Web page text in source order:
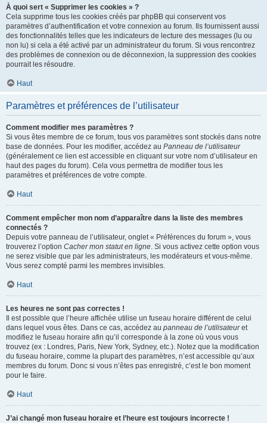
À quoi sert « Supprimer les cookies » ?
Cela supprime tous les cookies créés par phpBB qui conservent vos
paramètres d’authentification et votre connexion au forum. Ils fournissent aussi
des fonctionnalités telles que les indicateurs de lecture des messages (lu ou
non lu) si cela a été activé par un administrateur du forum. Si vous rencontrez
des problèmes de connexion ou de déconnexion, la suppression des cookies
pourrait les résoudre.
Haut
Paramètres et préférences de l’utilisateur
Comment modifier mes paramètres ?
Si vous êtes membre de ce forum, tous vos paramètres sont stockés dans notre
base de données. Pour les modifier, accédez au Panneau de l’utilisateur
(généralement ce lien est accessible en cliquant sur votre nom d’utilisateur en
haut des pages du forum). Cela vous permettra de modifier tous les
paramètres et préférences de votre compte.
Haut
Comment empêcher mon nom d’apparaître dans la liste des membres
connectés ?
Depuis votre panneau de l’utilisateur, onglet « Préférences du forum », vous
trouverez l’option Cacher mon statut en ligne. Si vous activez cette option vous
ne serez visible que par les administrateurs, les modérateurs et vous-même.
Vous serez compté parmi les membres invisibles.
Haut
Les heures ne sont pas correctes !
Il est possible que l’heure affichée utilise un fuseau horaire différent de celui
dans lequel vous êtes. Dans ce cas, accédez au panneau de l’utilisateuret
modifiez le fuseau horaire afin qu’il corresponde à la zone où vous vous
trouvez (ex : Londres, Paris, New York, Sydney, etc.). Notez que la modification
du fuseau horaire, comme la plupart des paramètres, n’est accessible qu’aux
membres du forum. Donc si vous n’êtes pas enregistré, c’est le bon moment
pour le faire.
Haut
J’ai changé mon fuseau horaire et l’heure est toujours incorrecte !